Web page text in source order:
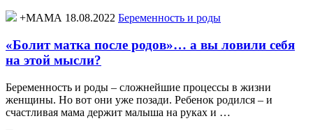
+МАМА 18.08.2022 Беременность и роды
«Болит матка после родов»… а вы ловили себя
на этой мысли?
Беременность и роды – сложнейшие процессы в жизни
женщины. Но вот они уже позади. Ребенок родился – и
счастливая мама держит малыша на руках и …